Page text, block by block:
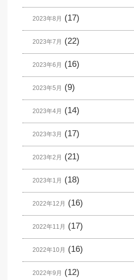
2023年8月 (17)
2023年7月 (22)
2023年6月 (16)
2023年5月 (9)
2023年4月 (14)
2023年3月 (17)
2023年2月 (21)
2023年1月 (18)
2022年12月 (16)
2022年11月 (17)
2022年10月 (16)
2022年9月 (12)